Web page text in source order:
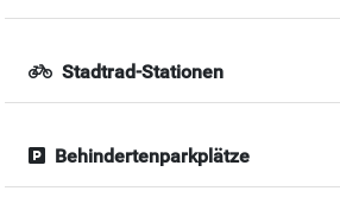
Stadtrad-Stationen
Behindertenparkplätze